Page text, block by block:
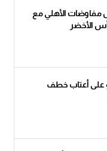
مفاوضات الأهلي مع
الأخضر
على أعتاب خطف